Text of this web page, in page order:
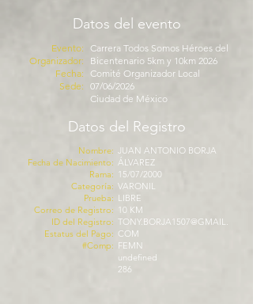
Datos del evento
Evento:
Organizador:
Fecha:
Sede:
Carrera Todos Somos Héroes del
Bicentenario 5km y 10km 2026
Comité Organizador Local
07/06/2026
Ciudad de México
Datos del Registro
Nombre:
Fecha de Nacimiento:
Rama:
Categoría:
Prueba:
Correo de Registro:
ID del Registro:
Estatus del Pago:
#Comp:
JUAN ANTONIO BORJA
ÁLVAREZ
15/07/2000
VARONIL
LIBRE
10 KM
TONY.BORJA1507@GMAIL.
COM
FEMN
undefined
286